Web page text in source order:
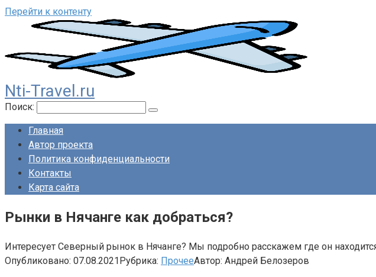
Перейти к контенту
Nti-Travel.ru
Поиск:
Главная
Автор проекта
Политика конфиденциальности
Контакты
Карта сайта
Рынки в Нячанге как добраться?
Интересует Северный рынок в Нячанге? Мы подробно расскажем где он
Опубликовано: 07.08.2021Рубрика: ПрочееАвтор: Андрей Белозеров